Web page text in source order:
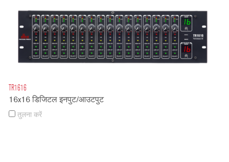
TR1616
16x16 डिजिटल इनपुट/आउटपुट
तुलना करें